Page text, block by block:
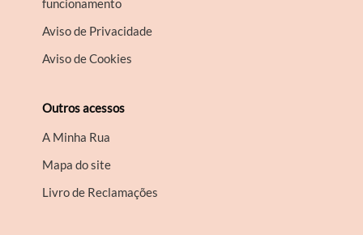
funcionamento
Aviso de Privacidade
Aviso de Cookies
Outros acessos
A Minha Rua
Mapa do site
Livro de Reclamações